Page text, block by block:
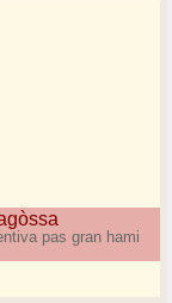
pas gran hami